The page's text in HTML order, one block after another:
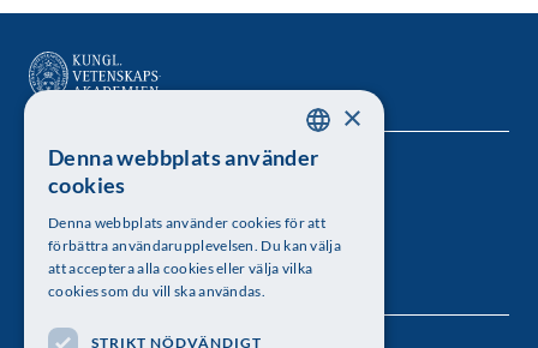
Kungl. Vetenskapsakademien
Besöksadress: Lilla Frescativägen 4A
Telefon: 08-673 95 00
SWEDISH
×
Denna webbplats använder
cookies
Denna webbplats använder cookies för att
förbättra användarupplevelsen. Du kan välja
att acceptera alla cookies eller välja vilka
cookies som du vill ska användas.
STRIKT NÖDVÄNDIGT